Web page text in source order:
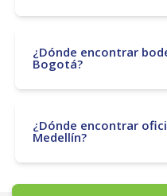
¿Dónde encontrar
Bogotá?
¿Dónde encontrar
Medellín?